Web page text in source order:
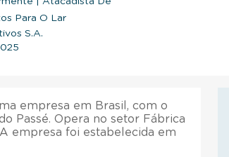
Para O Lar
S.A.
empresa em Brasil, com o
Passé. Opera no setor Fábrica
empresa foi estabelecida em